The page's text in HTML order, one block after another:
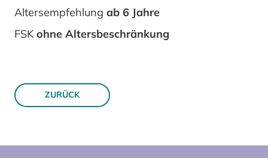
Altersempfehlung ab 6 Jahre
FSK ohne Altersbeschränkung
ZURÜCK